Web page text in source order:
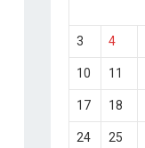
3 4
10 11
17 18
24 25